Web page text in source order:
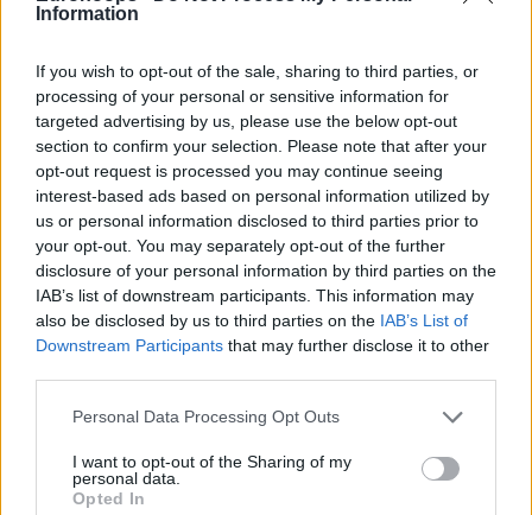
Information
If you wish to opt-out of the sale, sharing to third parties, or
processing of your personal or sensitive information for
targeted advertising by us, please use the below opt-out
section to confirm your selection. Please note that after your
opt-out request is processed you may continue seeing
interest-based ads based on personal information utilized by
us or personal information disclosed to third parties prior to
your opt-out. You may separately opt-out of the further
disclosure of your personal information by third parties on the
IAB’s list of downstream participants. This information may
also be disclosed by us to third parties on the IAB’s List of
Downstream Participants that may further disclose it to other
Please note that this website/app uses one or more Google
not limited to your visit or usage behaviour. You may click to
grant or deny consent to Google and its third-party tags to
use your data for below specified purposes in below Google
Personal Data Processing Opt Outs
I want to opt-out of the Sharing of my
personal data.
Opted In
Είναι ο παίκτης με τα περισσότερα ματς 35+ πόντων που
έχουμε δει μέχρι σήμερα. Με έναν μικρό αστερίσκο. Ότι
Πλέον μαζί τους και ο Ναν
, με τον 29χρονο να χρειάζεται
μόλις 67 (!) ματς για να φτάσει σε αυτή την επίδοση. Ο
Τζέιμς έχει 315 συμμετοχές στην Ευρωλίγκα και ο Λάρκιν